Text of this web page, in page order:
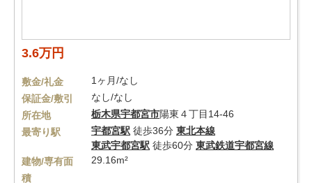
3.6万円
敷金/礼金
1ヶ月/なし
保証金/敷引
なし/なし
所在地
栃木県宇都宮市陽東４丁目14-46
最寄り駅
宇都宮駅 徒歩36分 東北本線
東武宇都宮駅 徒歩60分 東武鉄道宇都宮線
建物/専有面
積
29.16m²